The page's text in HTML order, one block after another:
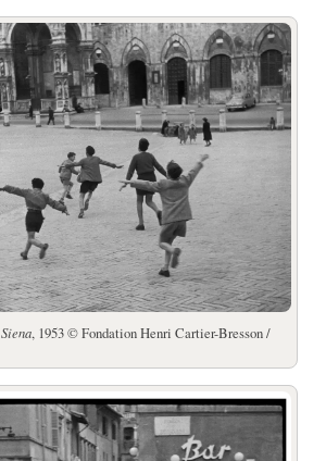
Siena, 1953 © Fondation Henri Cartier-Bresson /